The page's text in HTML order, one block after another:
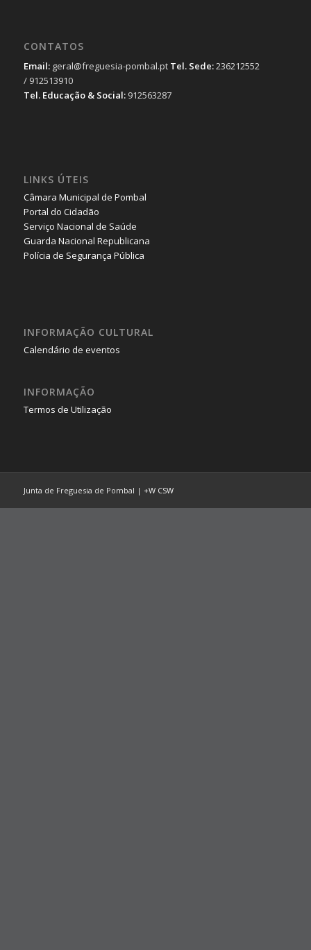
CONTATOS
Email:geral@freguesia-pombal.pt Tel. Sede:236212552
/ 912513910
Tel. Educação & Social: 912563287
LINKS ÚTEIS
Câmara Municipal de Pombal
Portal do Cidadão
Serviço Nacional de Saúde
Guarda Nacional Republicana
Polícia de Segurança Pública
INFORMAÇÃO CULTURAL
Calendário de eventos
INFORMAÇÃO
Termos de Utilização
Junta de Freguesia de Pombal | +W CSW